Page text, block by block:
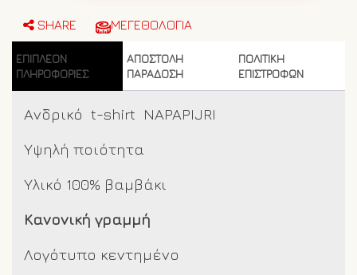
Ultra
ποσότητα
SHARE ΜΕΓΕΘΟΛΟΓΙΑ
ΕΠΙΠΛΈΟΝ
ΠΛΗΡΟΦΟΡΊΕΣ
ΑΠΟΣΤΟΛΗ
ΠΑΡΑΔΟΣΗ
ΠΟΛΙΤΙΚΗ
ΕΠΙΣΤΡΟΦΩΝ
Ανδρικό t-shirt NAPAPIJRI
Υψηλή ποιότητα
Υλικό 100% βαμβάκι
Κανονική γραμμή
Λογότυπο κεντημένο